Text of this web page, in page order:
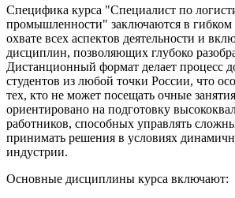
Специфика курса "Специалист по
промышленности" заключаются в гибком
охвате всех аспектов деятельности и
дисциплин, позволяющих глубоко
Дистанционный формат делает процесс
студентов из любой точки России, что
тех, кто не может посещать очные
ориентировано на подготовку
работников, способных управлять
принимать решения в условиях
индустрии.
Основные дисциплины курса включают: